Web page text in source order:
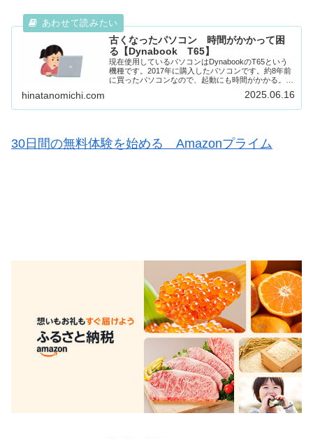
古くなったパソコン 時間がかかって困
る【Dynabook T65】
現在使用しているパソコンはDynabookのT65という
機種です。2017年に購入したパソコンです。約8年前
に買ったパソコンなので、起動にも時間がかかる。ネ
しても反応が遅くなり、なかなか次にス...
hinatanomichi.com 2025.06.16
30日間の無料体験を始める Amazonプライム